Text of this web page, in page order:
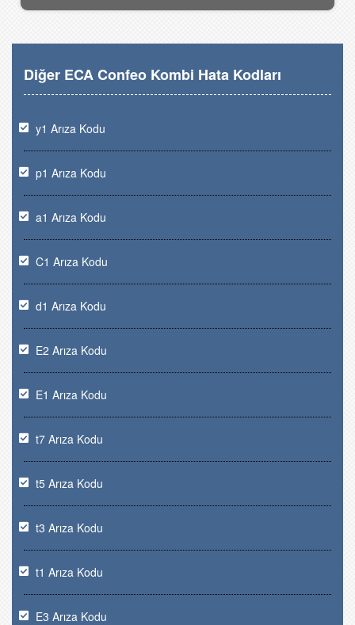
Diğer ECA Confeo Kombi Hata Kodları
y1 Arıza Kodu
p1 Arıza Kodu
a1 Arıza Kodu
C1 Arıza Kodu
d1 Arıza Kodu
E2 Arıza Kodu
E1 Arıza Kodu
t7 Arıza Kodu
t5 Arıza Kodu
t3 Arıza Kodu
t1 Arıza Kodu
E3 Arıza Kodu